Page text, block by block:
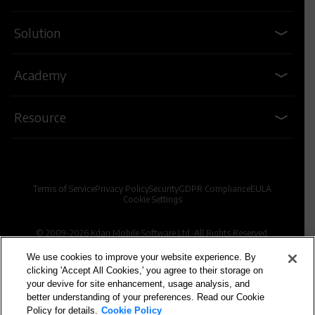
Solution
Academy
Resource
Terms of ServicePrivacy PolicySecurityGDPR ComplianceEULA
Cookie Settings
© 2009-2026 Kdan Mobile Software Ltd. All Rights Reserved.
Powered by KDAN
We use cookies to improve your website experience. By
clicking 'Accept All Cookies,' you agree to their storage on
your devive for site enhancement, usage analysis, and
better understanding of your preferences. Read our Cookie
Policy for details. Cookie Policy